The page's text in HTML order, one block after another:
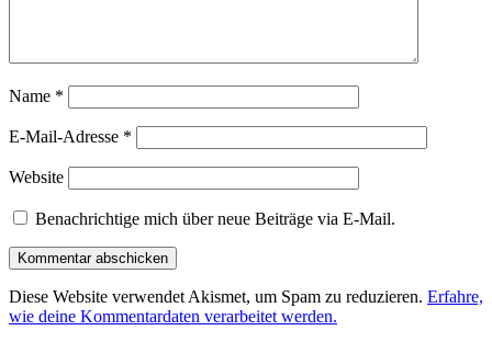
Name *
E-Mail-Adresse *
Website
Benachrichtige mich über neue Beiträge via E-Mail.
Diese Website verwendet Akismet, um Spam zu reduzieren. Erfahre,
wie deine Kommentardaten verarbeitet werden.